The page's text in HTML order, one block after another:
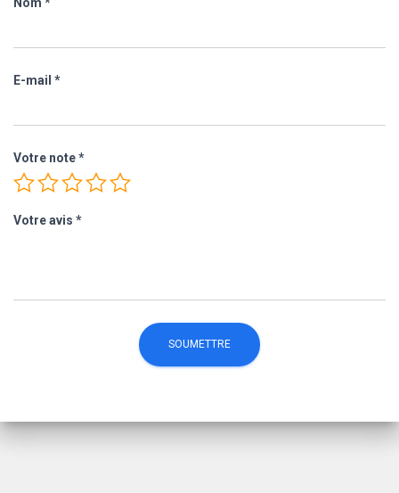
E-mail *
Votre note*
Votre avis *